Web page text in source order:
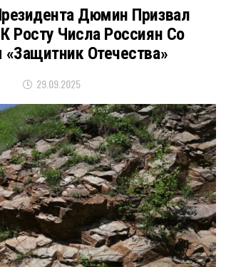
Дюмин Призвал
Росту Числа Россиян Со
«защитник Отечества»
29.09.2025